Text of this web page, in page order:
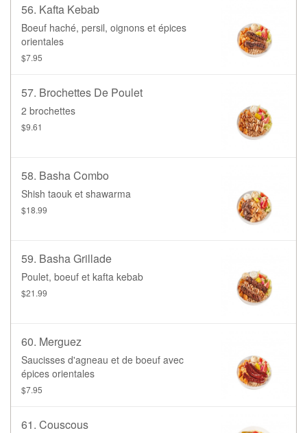
56. Kafta Kebab
Boeuf haché, persil, oignons et épices
orientales
$7.95
57. Brochettes De Poulet
2 brochettes
$9.61
58. Basha Combo
Shish taouk et shawarma
$18.99
59. Basha Grillade
Poulet, boeuf et kafta kebab
$21.99
60. Merguez
Saucisses d'agneau et de boeuf avec
épices orientales
$7.95
61. Couscous